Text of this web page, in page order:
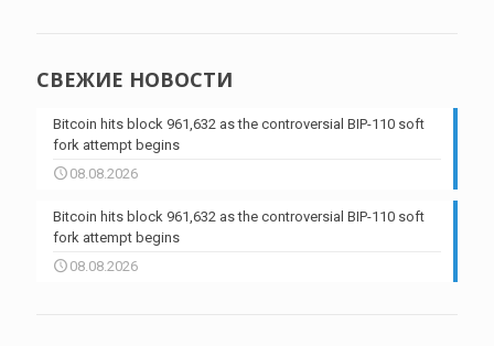
СВЕЖИЕ НОВОСТИ
Bitcoin hits block 961,632 as the controversial BIP-110 soft
fork attempt begins
08.08.2026
Bitcoin hits block 961,632 as the controversial BIP-110 soft
fork attempt begins
08.08.2026